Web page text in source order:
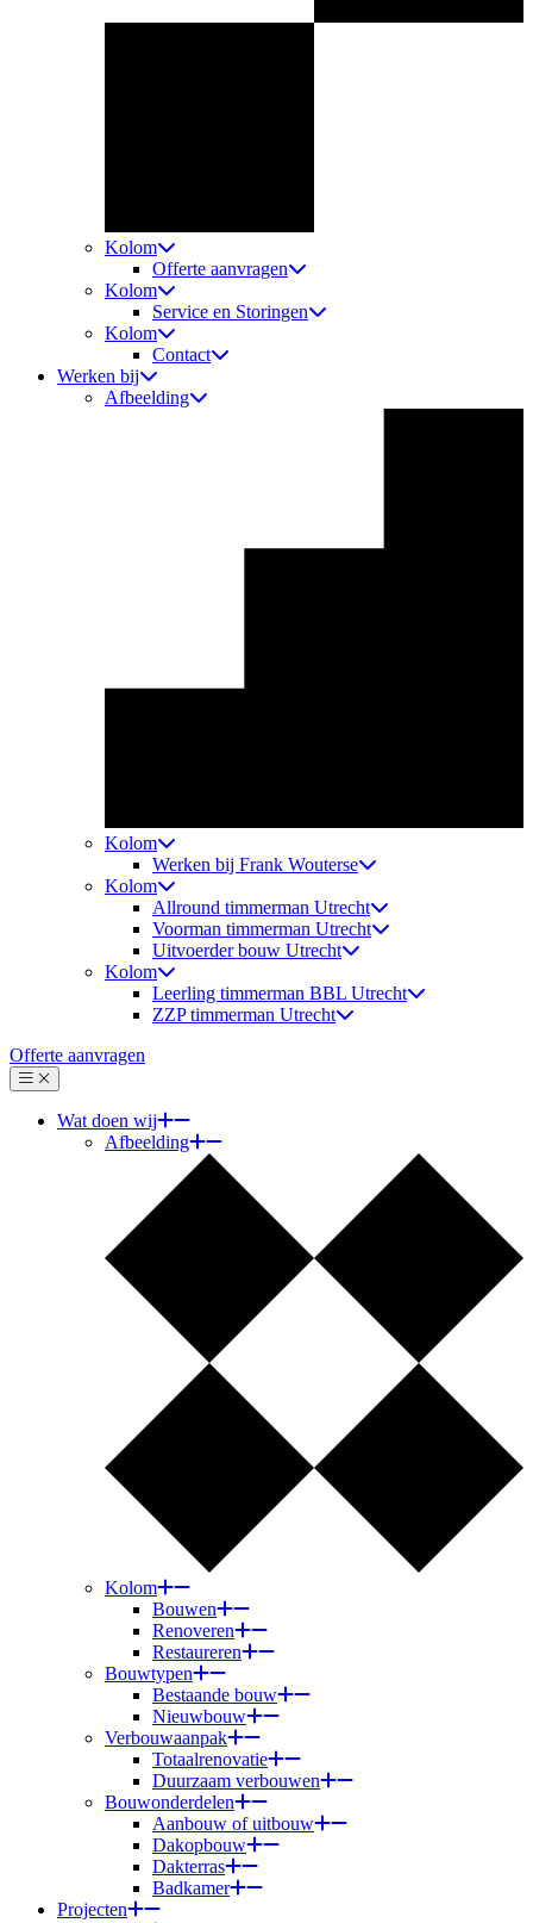
Kolom
Offerte aanvragen
Kolom
Service en Storingen
Kolom
Contact
Werken bij
Afbeelding
Kolom
Werken bij Frank Wouterse
Kolom
Allround timmerman Utrecht
Voorman timmerman Utrecht
Uitvoerder bouw Utrecht
Kolom
Leerling timmerman BBL Utrecht
ZZP timmerman Utrecht
Offerte aanvragen
Menu
Sluiten
Wat doen wij
Afbeelding
Kolom
Bouwen
Renoveren
Restaureren
Bouwtypen
Bestaande bouw
Nieuwbouw
Verbouwaanpak
Totaalrenovatie
Duurzaam verbouwen
Bouwonderdelen
Aanbouw of uitbouw
Dakopbouw
Dakterras
Badkamer
Projecten